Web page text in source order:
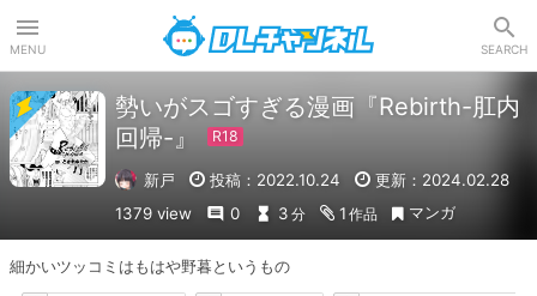
MENU SEARCH
勢いがスゴすぎる漫画『Rebirth-肛内
回帰-』
新戸 投稿：2022.10.24
更新：2024.02.28
1379 view
0 3 分 1 作品 マンガ
細かいツッコミはもはや野暮というもの